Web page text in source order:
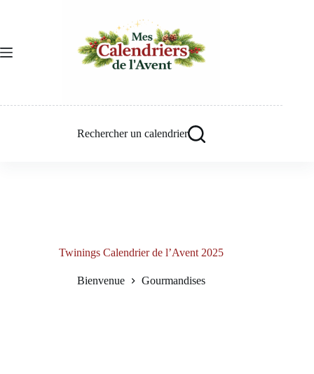
Rechercher un calendrier
Twinings Calendrier de l’Avent 2025
Bienvenue Gourmandises